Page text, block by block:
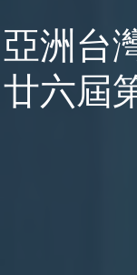
亞洲台
廿六屆